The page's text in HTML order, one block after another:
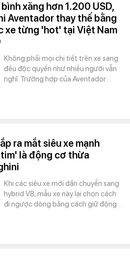
xăng hơn 1.200 USD,
Aventador thay thế bằng
xe từng 'hot' tại Việt Nam
Không phải mọi chi tiết trên xe sang
đều độc quyền như nhiều người vẫn
nghĩ. Trường hợp của Aventador…
ra mắt siêu xe mạnh
là động cơ thừa
Khi các siêu xe mới dần chuyển sang
hybrid V8, mẫu xe này lại chọn cách
đi ngược dòng bằng cách giữ động…